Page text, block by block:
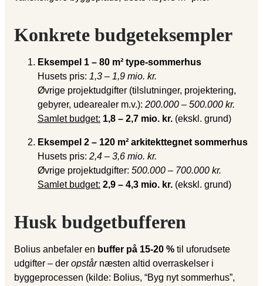
Konkrete budgeteksempler
Eksempel 1 – 80 m² type-sommerhus
Husets pris: 1,3 – 1,9 mio. kr.
Øvrige projektudgifter (tilslutninger, projektering,
gebyrer, udearealer m.v.): 200.000 – 500.000 kr.
Samlet budget: 1,8 – 2,7 mio. kr. (ekskl. grund)
Eksempel 2 – 120 m² arkitekttegnet sommerhus
Husets pris: 2,4 – 3,6 mio. kr.
Øvrige projektudgifter: 500.000 – 700.000 kr.
Samlet budget: 2,9 – 4,3 mio. kr. (ekskl. grund)
Husk budgetbufferen
Bolius anbefaler en buffer på 15-20 % til uforudsete
udgifter – der opstårnæsten altid overraskelser i
byggeprocessen (kilde: Bolius, “Byg nyt sommerhus”,